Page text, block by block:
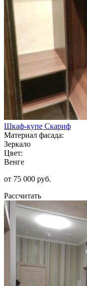
Шкаф-купе Скариф
Материал фасада:
Зеркало
Цвет:
Венге
от 75 000 руб.
Рассчитать